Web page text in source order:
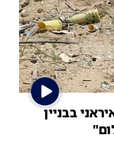
בבניין